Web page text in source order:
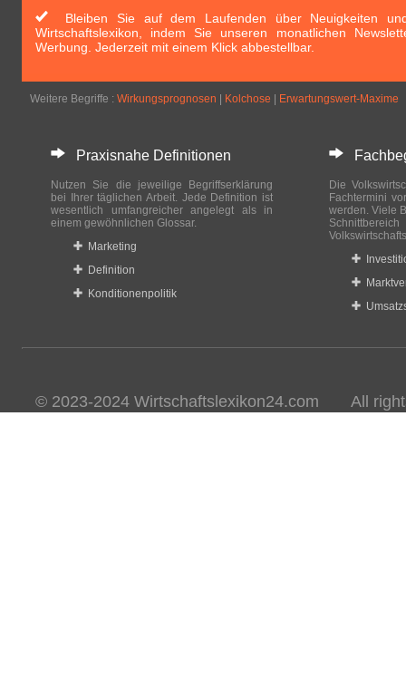
Bleiben Sie auf dem Laufenden über Neuigkeiten
Wirtschaftslexikon, indem Sie unseren monatlichen
Werbung. Jederzeit mit einem Klick abbestellbar.
Weitere Begriffe : Wirkungsprognosen Kolchose Erwartungswert-Maxime
Praxisnahe Definitionen
Nutzen Sie die jeweilige Begriffserklärung
bei Ihrer täglichen Arbeit. Jede Definition ist
wesentlich umfangreicher angelegt als in
einem gewöhnlichen Glossar.
Marketing
Definition
Konditionenpolitik
Die
Fachtermini
werden. Viele
© 2023-2024 Wirtschaftslexikon24.com All